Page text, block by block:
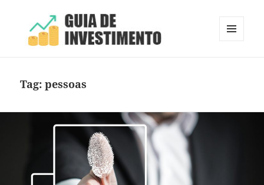
Tag:pessoas